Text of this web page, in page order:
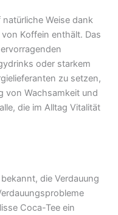
Weise dank
Koffein enthält. Das
oder starkem
zu setzen,
von Wachsamkeit und
die im Alltag Vitalität
die Verdauung
Coca-Tee ein